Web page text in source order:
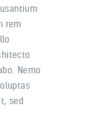
rem
Nemo
sed